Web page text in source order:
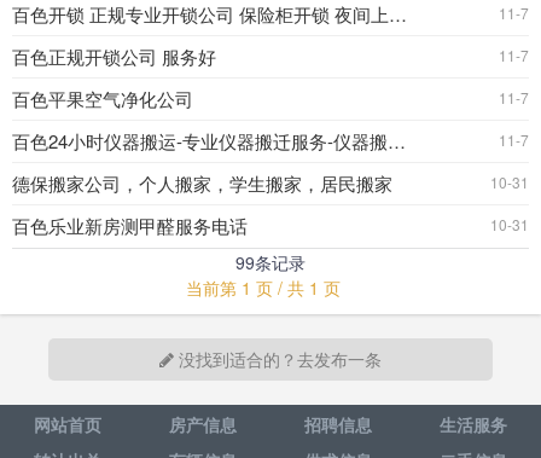
百色开锁 正规专业开锁公司 保险柜开锁 夜间上门开锁 11-7
百色正规开锁公司 服务好 11-7
百色平果空气净化公司 11-7
百色24小时仪器搬运-专业仪器搬迁服务-仪器搬运服务 11-7
德保搬家公司，个人搬家，学生搬家，居民搬家 10-31
百色乐业新房测甲醛服务电话 10-31
99条记录
当前第 1 页 / 共 1 页
没找到适合的？去发布一条
网站首页 房产信息 招聘信息
生活服务